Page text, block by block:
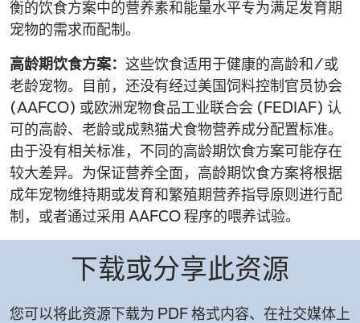
衡的饮食方案中的营养素和能量水平专为满足发育期
宠物的需求而配制。
高龄期饮食方案： 这些饮食适用于健康的高龄和/或
老龄宠物。目前，还没有经过美国饲料控制官员协会
(AAFCO) 或欧洲宠物食品工业联合会 (FEDIAF) 认
可的高龄、老龄或成熟猫犬食物营养成分配置标准。
由于没有相关标准，不同的高龄期饮食方案可能存在
较大差异。为保证营养全面，高龄期饮食方案将根据
成年宠物维持期或发育和繁殖期营养指导原则进行配
制，或者通过采用 AAFCO 程序的喂养试验。
下载或分享此资源
您可以将此资源下载为 PDF 格式内容、在社交媒体上